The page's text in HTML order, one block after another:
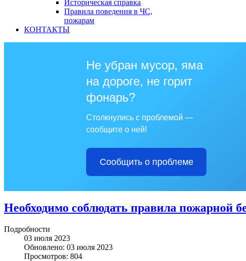
Историческая справка
Правила поведения в ЧС,
пожарам
КОНТАКТЫ
Не убран мусор, яма
на дороге, не горит
фонарь?
Столкнулись с проблемой —
сообщите о ней!
Сообщить о проблеме
Необходимо соблюдать правила пожарной
Подробности
03 июля 2023
Обновлено: 03 июля 2023
Просмотров: 804